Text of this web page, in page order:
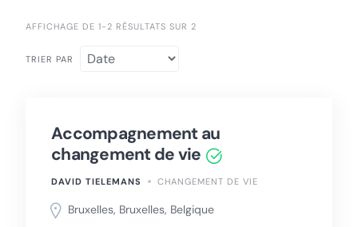
AFFICHAGE DE 1-2 RÉSULTATS SUR 2
TRIER PAR
Accompagnement au
changement de vie
DAVID TIELEMANS CHANGEMENT DE VIE
Bruxelles, Bruxelles, Belgique